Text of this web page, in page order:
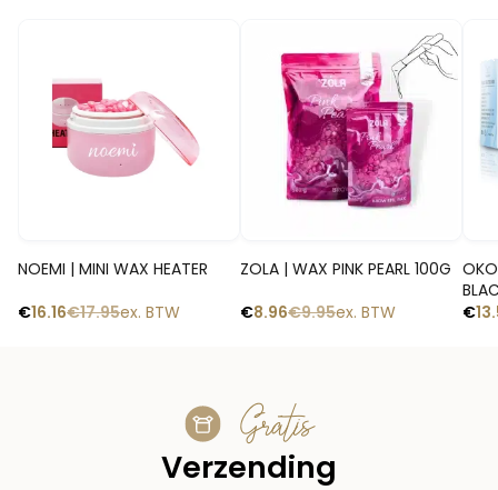
NOEMI | MINI WAX HEATER
€17.95
€16.16 ex. BTW
-10%
ZOLA | WAX PINK PEARL 100G
€9.95
€8.96 ex. BTW
-
€
Gratis
Verzending